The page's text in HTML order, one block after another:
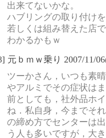
出来てないかな。
ハブリングの取り付け
若しくは組み替えた店
わかるかもｗ
元ｂｍｗ乗り 2007/11/
ツーかさん，いつも素
やアルミでその症状は
前としても，社外品ホ
ね．私自身，今までそ
の締め方でセンターは
う人も多いですが，大